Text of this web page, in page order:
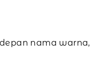
nama warna,